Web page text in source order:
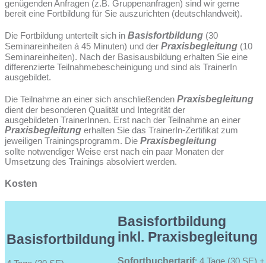
genügenden Anfragen (z.B. Gruppenanfragen) sind wir gerne
bereit eine Fortbildung für Sie auszurichten (deutschlandweit).
Die Fortbildung unterteilt sich in Basisfortbildung (30
Seminareinheiten á 45 Minuten) und der Praxisbegleitung (10
Seminareinheiten). Nach der Basisausbildung erhalten Sie eine
differenzierte Teilnahmebescheinigung und sind als TrainerIn
ausgebildet.
Die Teilnahme an einer sich anschließenden Praxisbegleitung
dient der besonderen Qualität und Integrität der
ausgebildeten TrainerInnen. Erst nach der Teilnahme an einer
Praxisbegleitung erhalten Sie das TrainerIn-Zertifikat zum
jeweiligen Trainingsprogramm. Die Praxisbegleitung
sollte notwendiger Weise erst nach ein paar Monaten der
Umsetzung des Trainings absolviert werden.
Kosten
Basisfortbildung
Basisfortbildung
inkl. Praxisbegleitung